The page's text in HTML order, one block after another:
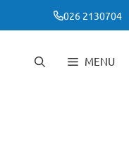
026 2130704
MENU